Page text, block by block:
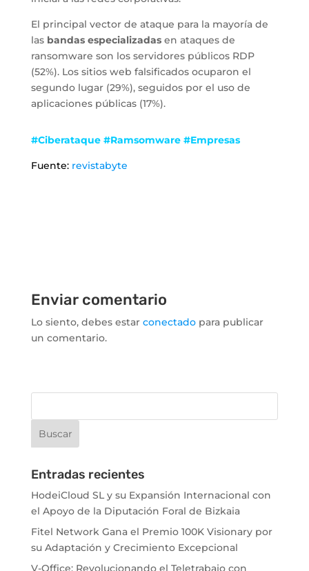
El principal vector de ataque para la mayoría de
las bandas especializadasen ataques de
ransomware son los servidores públicos RDP
(52%). Los sitios web falsificados ocuparon el
segundo lugar (29%), seguidos por el uso de
aplicaciones públicas (17%).
#Ciberataque #Ramsomware #Empresas
Fuente: revistabyte
Enviar comentario
Lo siento, debes estar conectadopara publicar
un comentario.
Entradas recientes
HodeiCloud SL y su Expansión Internacional con
el Apoyo de la Diputación Foral de Bizkaia
Fitel Network Gana el Premio 100K Visionary por
su Adaptación y Crecimiento Excepcional
V-Office: Revolucionando el Teletrabajo con